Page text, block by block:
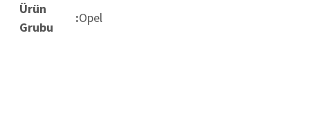
Ürün
Grubu
:Opel